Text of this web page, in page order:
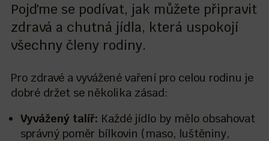
Pojďme se podívat, jak můžete připravit
zdravá a chutná jídla, která uspokojí
všechny členy rodiny.
Pro zdravé a vyvážené vaření pro celou rodinu je
dobré držet se několika zásad:
Vyvážený talíř: Každé jídlo by mělo obsahovat
správný poměr bílkovin (maso, luštěniny,